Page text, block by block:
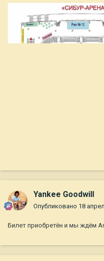
Yankee Goodwill
Опубликовано 18
Билет приобретён и мы ждём